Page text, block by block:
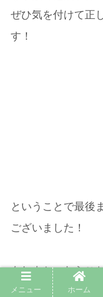
ぜひ気を付けて正
す！
ということで最後
ございました！
もしよかったらこ
メニュー ホーム